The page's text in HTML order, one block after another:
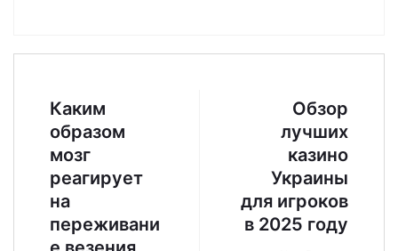
Каким
образом
мозг
реагирует
на
переживани
Обзор
лучших
казино
Украины
для игроков
в 2025 году